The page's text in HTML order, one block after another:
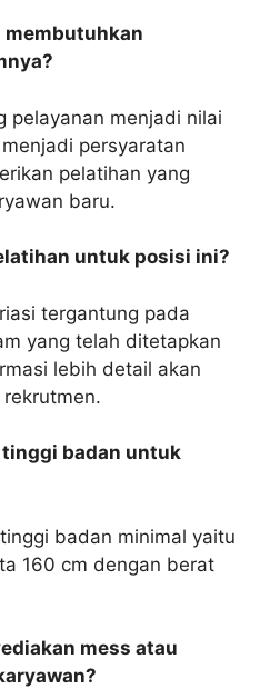
membutuhkan
pelayanan menjadi nilai
persyaratan
pelatihan yang
baru.
untuk posisi ini?
tergantung pada
yang telah ditetapkan
lebih detail akan
badan untuk
badan minimal yaitu
160 cm dengan berat
mess atau